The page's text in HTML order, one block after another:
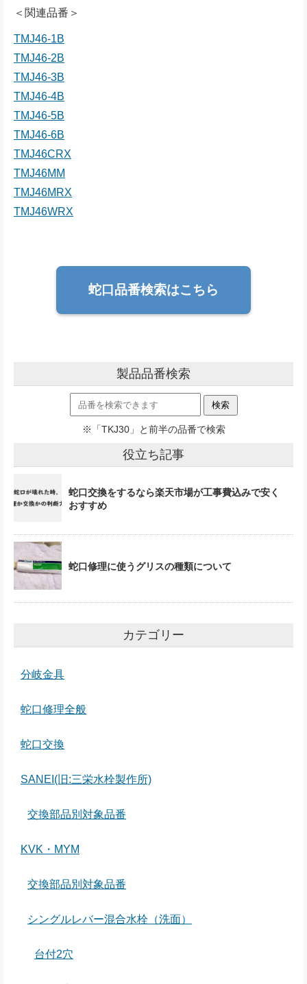
＜関連品番＞
TMJ46-1B
TMJ46-2B
TMJ46-3B
TMJ46-4B
TMJ46-5B
TMJ46-6B
TMJ46CRX
TMJ46MM
TMJ46MRX
TMJ46WRX
蛇口品番検索はこちら
製品品番検索
※「TKJ30」と前半の品番で検索
役立ち記事
蛇口交換をするなら楽天市場が工事費込みで安く
おすすめ
蛇口修理に使うグリスの種類について
カテゴリー
分岐金具
蛇口修理全般
蛇口交換
SANEI(旧:三栄水栓製作所)
交換部品別対象品番
KVK・MYM
交換部品別対象品番
シングルレバー混合水栓（洗面）
台付2穴